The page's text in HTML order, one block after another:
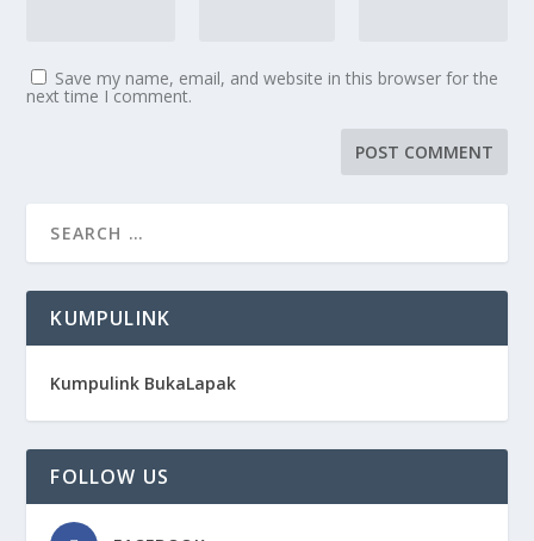
Save my name, email, and website in this browser for the
next time I comment.
KUMPULINK
Kumpulink BukaLapak
FOLLOW US